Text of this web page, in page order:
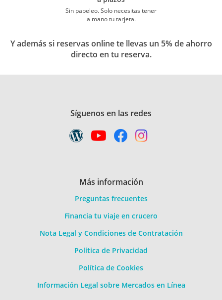
Sin papeleo. Solo necesitas tener
a mano tu tarjeta.
Y además si reservas online te llevas un 5% de ahorro
directo en tu reserva.
Síguenos en las redes
Más información
Preguntas frecuentes
Financia tu viaje en crucero
Nota Legal y Condiciones de Contratación
Política de Privacidad
Política de Cookies
Información Legal sobre Mercados en Línea